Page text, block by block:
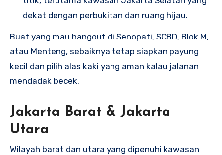
dekat dengan perbukitan dan ruang hijau.
Buat yang mau hangout di Senopati, SCBD, Blok M,
atau Menteng, sebaiknya tetap siapkan payung
kecil dan pilih alas kaki yang aman kalau jalanan
mendadak becek.
Jakarta Barat & Jakarta
Utara
Wilayah barat dan utara yang dipenuhi kawasan